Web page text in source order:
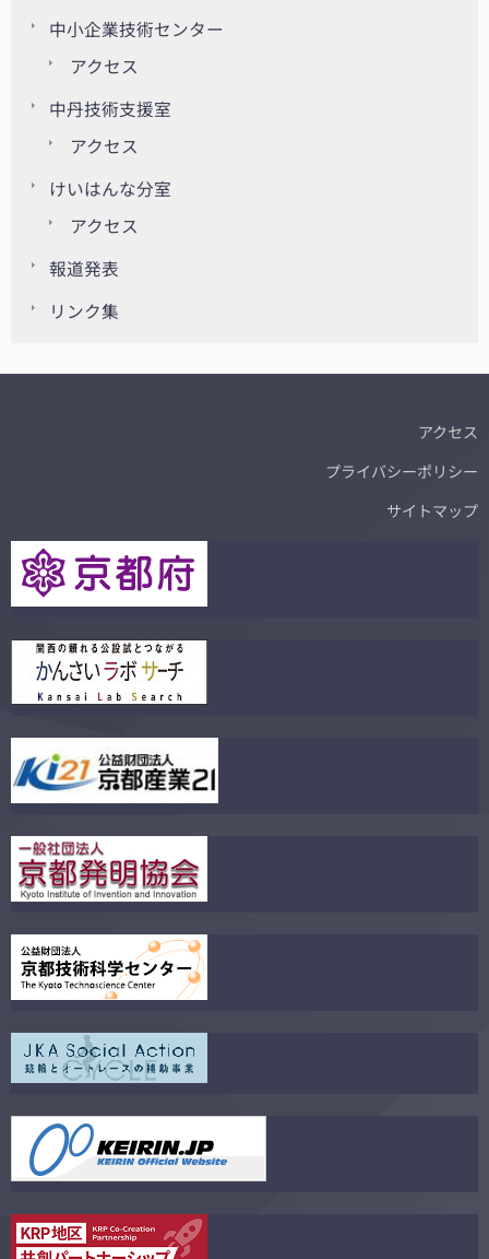
中小企業技術センター
アクセス
中丹技術支援室
アクセス
けいはんな分室
アクセス
報道発表
リンク集
アクセス
プライバシーポリシー
サイトマップ